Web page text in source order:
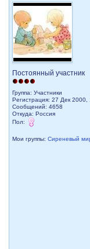
Постоянный участник
Группа: Участники
Регистрация: 27 Дек 2000,
Сообщений: 4658
Откуда: Россия
Пол:
Мои группы:Сиреневый